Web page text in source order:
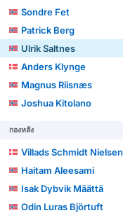
Sondre Fet
Patrick Berg
Ulrik Saltnes
Anders Klynge
Magnus Riisnæs
Joshua Kitolano
กองหลัง
Villads Schmidt Nielsen
Haitam Aleesami
Isak Dybvik Määttä
Odin Luras Björtuft